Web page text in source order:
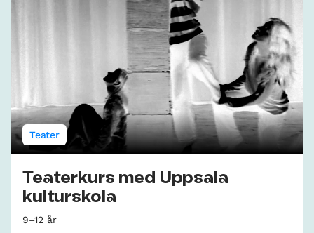
Teater
Teaterkurs med Uppsala
kulturskola
9–12 år